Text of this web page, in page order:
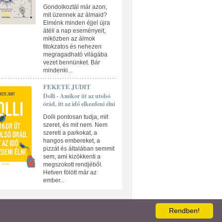
Gondolkoztál már azon,
mit üzennek az álmaid?
Elménk minden éjjel újra
átéli a nap eseményeit,
miközben az álmok
titokzatos és nehezen
megragadható világába
vezet bennünket. Bár
mindenki...
FEKETE JUDIT
Dolli - Amikor üt az utolsó
órád, itt az idő elkezdeni élni
Dolli pontosan tudja, mit
szeret, és mit nem. Nem
szereti a parkokat, a
hangos embereket, a
pizzát és általában semmit
sem, ami kizökkenti a
megszokott rendjéből.
Hetven fölött már az
ember...
Rendben!